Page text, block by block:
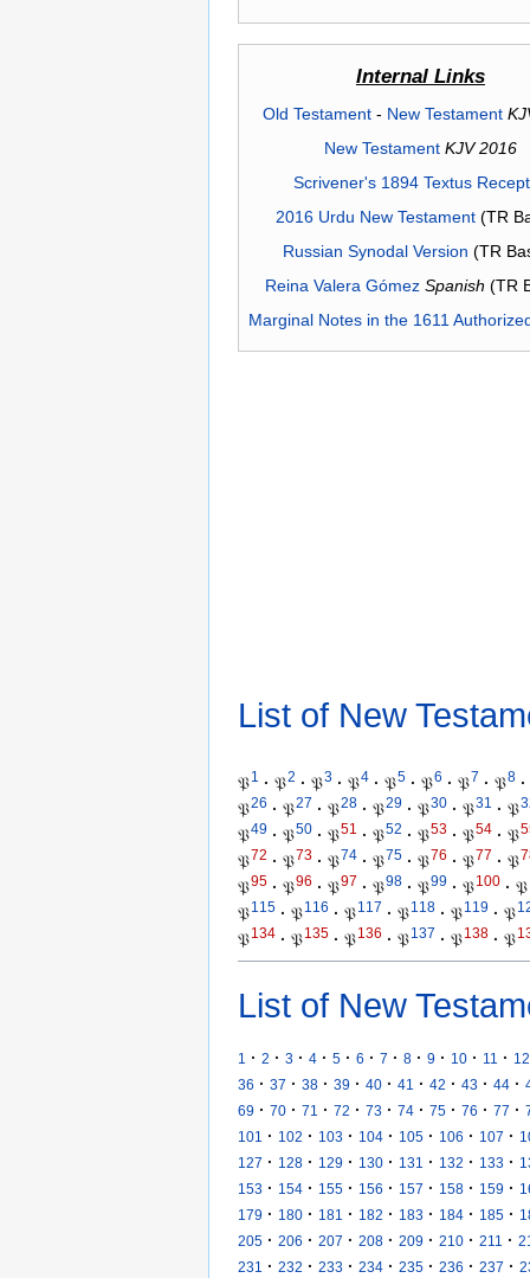
Internal Links
Old Testament- New Testament
New Testament KJV 2016
Scrivener's 1894 Textus
2016 Urdu New Testament(TR
Russian Synodal Version (TR
Reina Valera Gómez Spanish (TR
Marginal Notes in the 1611
List of New
𝔓1 · 𝔓2 · 𝔓3 · 𝔓4 · 𝔓5 · 𝔓6 · 𝔓7 · 𝔓8 ·
𝔓26 · 𝔓27 · 𝔓28 · 𝔓29 · 𝔓30 · 𝔓31 · 𝔓
𝔓49 · 𝔓50 · 𝔓51 · 𝔓52 · 𝔓53 · 𝔓54 · 𝔓
𝔓72 · 𝔓73 · 𝔓74 · 𝔓75 · 𝔓76 · 𝔓77 · 𝔓
𝔓95 · 𝔓96 · 𝔓97 · 𝔓98 · 𝔓99 · 𝔓100 · 𝔓
𝔓115 · 𝔓116 · 𝔓117 · 𝔓118 · 𝔓119 · 𝔓
𝔓134 · 𝔓135 · 𝔓136 · 𝔓137 · 𝔓138 · 𝔓
List of New
1 · 2 · 3 · 4 · 5 · 6 · 7 · 8 · 9 · 10 · 11 · 12
36 · 37 · 38 · 39 · 40 · 41 · 42 · 43 · 44 ·
69 · 70 · 71 · 72 · 73 · 74 · 75 · 76 · 77 ·
101
· 102 · 103 · 104 · 105 · 106 · 107 ·
127 · 128 · 129 · 130 · 131 · 132 · 133 ·
153 · 154 · 155 · 156 · 157 · 158 · 159 ·
179 · 180 · 181 · 182 · 183 · 184 · 185 ·
205 · 206 · 207 · 208 · 209 · 210 · 211 ·
231
· 232 · 233 · 234 · 235 · 236 · 237 ·